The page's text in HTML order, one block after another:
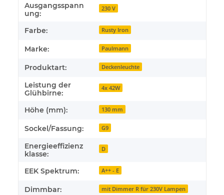
Produkteigenschaft
Wert
Ausgangsspann
ung:
230 V
Farbe: Rusty Iron
Marke: Paulmann
Produktart: Deckenleuchte
Leistung der
Glühbirne:
4x 42W
Höhe (mm): 130 mm
Sockel/Fassung: G9
Energieeffizienz
klasse:
D
EEK Spektrum: A++ - E
Dimmbar: mit Dimmer R für 230V Lampen